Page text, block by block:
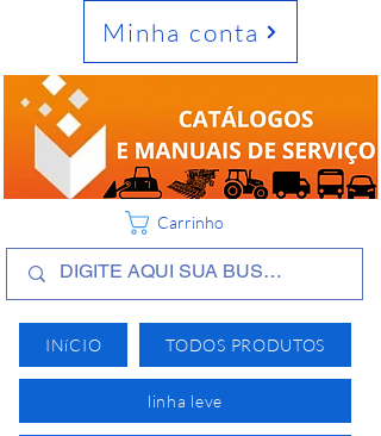
INíCIO TODOS PRODUTOS
linha leve
Minha conta
Carrinho